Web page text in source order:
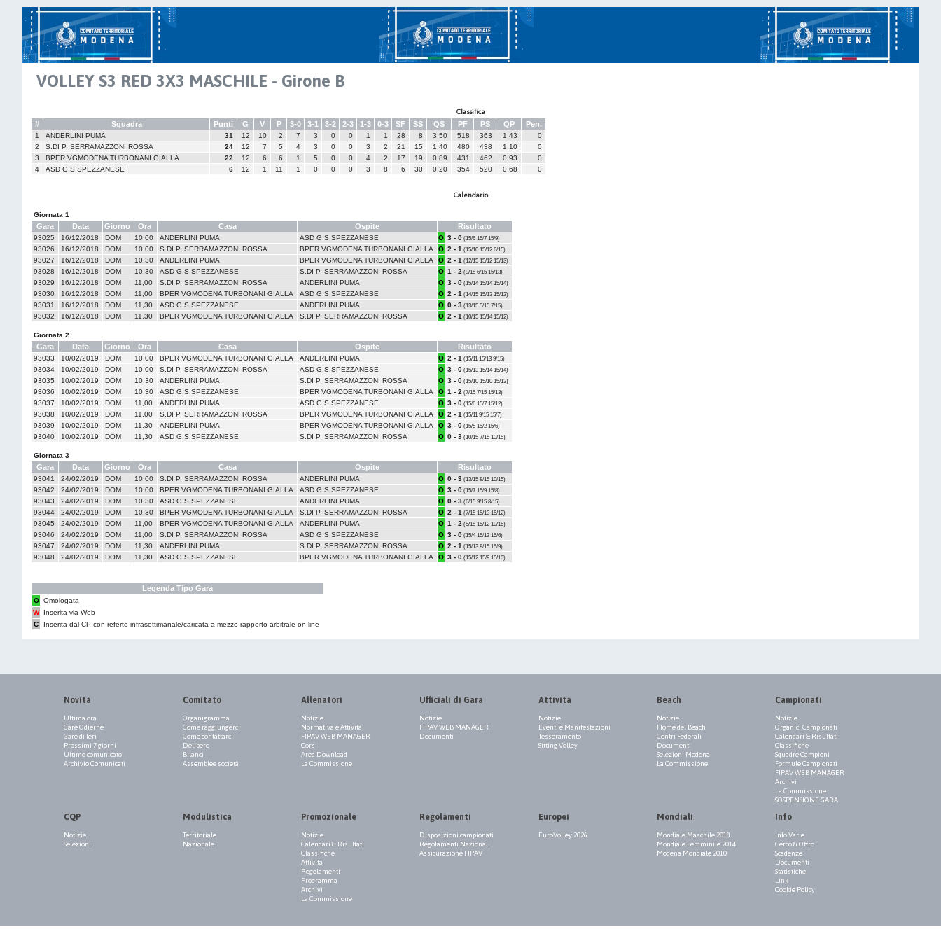
VOLLEY S3 RED 3X3 MASCHILE - Girone B
Classifica
# Squadra Punti G V P 3-0 3-1 3-2 2-3 1-3 0-3 SF SS QS PF PS QP Pen.
1 ANDERLINI PUMA 31 12 10 2 7 3 0 0 1 1 28 8 3,50 518 363 1,43
0
2
S.DI P. SERRAMAZZONI ROSSA 24 12 7 5 4 3 0 0 3 2 21 15 1,40 480 438 1,10
0
3
BPER VGMODENA TURBONANI GIALLA 22 12 6 6 1 5 0 0 4 2 17 19 0,89 431 462 0,93
0
4
ASD G.S.SPEZZANESE 6 12 1 11 1 0 0 0 3 8 6 30 0,20 354 520 0,68 0
Calendario
Giornata 1
Gara Data Giorno Ora Casa Ospite Risultato
93025 16/12/2018 DOM 10,00 ANDERLINI PUMA ASD G.S.SPEZZANESE O 3 - 0 (15/6 15/7 15/9)
93026 16/12/2018 DOM 10,00 S.DI P. SERRAMAZZONI ROSSA BPER VGMODENA TURBONANI GIALLA O 2 - 1 (15/10 15/12 6/15)
93027 16/12/2018 DOM 10,30 ANDERLINI PUMA BPER VGMODENA TURBONANI GIALLA O 2 - 1 (12/15 15/12 15/13)
93028 16/12/2018 DOM 10,30 ASD G.S.SPEZZANESE S.DI P. SERRAMAZZONI ROSSA O 1 - 2 (9/15 6/15 15/13)
93029 16/12/2018 DOM 11,00 S.DI P. SERRAMAZZONI ROSSA ANDERLINI PUMA O 3 - 0 (15/14 15/14 15/14)
93030 16/12/2018 DOM 11,00 BPER VGMODENA TURBONANI GIALLA ASD G.S.SPEZZANESE O 2 - 1 (14/15 15/13 15/12)
93031 16/12/2018 DOM 11,30 ASD G.S.SPEZZANESE ANDERLINI PUMA O 0 - 3 (13/15 5/15 7/15)
93032 16/12/2018 DOM 11,30 BPER VGMODENA TURBONANI GIALLA S.DI P. SERRAMAZZONI ROSSA O 2 - 1 (10/15 15/14 15/12)
Giornata 2
Gara Data Giorno Ora Casa Ospite Risultato
93033 10/02/2019 DOM 10,00 BPER VGMODENA TURBONANI GIALLA ANDERLINI PUMA O 2 - 1 (15/11 15/13 9/15)
93034 10/02/2019 DOM 10,00 S.DI P. SERRAMAZZONI ROSSA ASD G.S.SPEZZANESE O 3 - 0 (15/13 15/14 15/14)
93035 10/02/2019 DOM 10,30 ANDERLINI PUMA S.DI P. SERRAMAZZONI ROSSA O 3 - 0 (15/10 15/10 15/13)
93036 10/02/2019 DOM 10,30 ASD G.S.SPEZZANESE BPER VGMODENA TURBONANI GIALLA O 1 - 2 (7/15 7/15 15/13)
93037 10/02/2019 DOM 11,00 ANDERLINI PUMA ASD G.S.SPEZZANESE O 3 - 0 (15/6 15/7 15/12)
93038 10/02/2019 DOM 11,00 S.DI P. SERRAMAZZONI ROSSA BPER VGMODENA TURBONANI GIALLA O 2 - 1 (15/11 9/15 15/7)
93039 10/02/2019 DOM 11,30 ANDERLINI PUMA BPER VGMODENA TURBONANI GIALLA O 3 - 0 (15/5 15/2 15/6)
93040 10/02/2019 DOM 11,30 ASD G.S.SPEZZANESE S.DI P. SERRAMAZZONI ROSSA O 0 - 3 (10/15 7/15 10/15)
Giornata 3
Gara Data Giorno Ora Casa Ospite Risultato
93041 24/02/2019 DOM 10,00 S.DI P. SERRAMAZZONI ROSSA ANDERLINI PUMA O 0 - 3 (13/15 8/15 10/15)
93042 24/02/2019 DOM 10,00 BPER VGMODENA TURBONANI GIALLA ASD G.S.SPEZZANESE O 3 - 0 (15/7 15/9 15/8)
93043 24/02/2019 DOM 10,30 ASD G.S.SPEZZANESE ANDERLINI PUMA O 0 - 3 (6/15 9/15 8/15)
93044 24/02/2019 DOM 10,30 BPER VGMODENA TURBONANI GIALLA S.DI P. SERRAMAZZONI ROSSA O 2 - 1 (7/15 15/13 15/12)
93045 24/02/2019 DOM 11,00 BPER VGMODENA TURBONANI GIALLA ANDERLINI PUMA O 1 - 2 (5/15 15/12 10/15)
93046 24/02/2019 DOM 11,00 S.DI P. SERRAMAZZONI ROSSA ASD G.S.SPEZZANESE O 3 - 0 (15/4 15/13 15/6)
93047 24/02/2019 DOM 11,30 ANDERLINI PUMA S.DI P. SERRAMAZZONI ROSSA O 2 - 1 (15/13 8/15 15/9)
93048 24/02/2019 DOM 11,30 ASD G.S.SPEZZANESE BPER VGMODENA TURBONANI GIALLA O 3 - 0 (15/12 15/8 15/10)
Legenda Tipo Gara
O Omologata
W
Inserita via Web
C
Inserita dal CP con referto infrasettimanale/caricata a mezzo rapporto arbitrale on line
Novità
Ultima ora
Gare Odierne
Gare di Ieri
Prossimi 7 giorni
Ultimo comunicato
Archivio Comunicati
Comitato
Organigramma
Come raggiungerci
Come contattarci
Delibere
Bilanci
Assemblee società
Allenatori
Notizie
Normativa e Attività
FIPAV WEB MANAGER
Corsi
Area Download
La Commissione
Ufficiali di Gara
Notizie
FIPAV WEB MANAGER
Documenti
Attività
Notizie
Eventi e Manifestazioni
Tesseramento
Sitting Volley
Beach
Notizie
Home del Beach
Centri Federali
Documenti
Selezioni Modena
La Commissione
Campionati
Notizie
Organici Campionati
Calendari & Risultati
Classifiche
Squadre Campioni
Formule Campionati
FIPAV WEB MANAGER
Archivi
La Commissione
SOSPENSIONE GARA
CQP
Notizie
Selezioni
Modulistica
Territoriale
Nazionale
Promozionale
Notizie
Calendari & Risultati
Classifiche
Attività
Regolamenti
Programma
Archivi
La Commissione
Regolamenti
Disposizioni campionati
Regolamenti Nazionali
Assicurazione FIPAV
Europei
EuroVolley 2026
Mondiali
Mondiale Maschile 2018
Mondiale Femminile 2014
Modena Mondiale 2010
Info
Info Varie
Cerco & Offro
Scadenze
Documenti
Statistiche
Link
Cookie Policy